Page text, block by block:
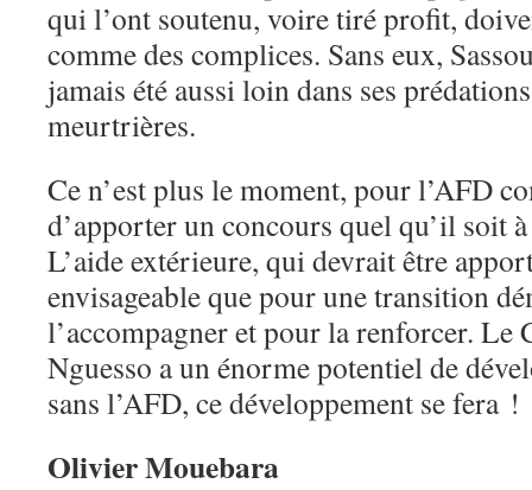
qui l’ont soutenu, voire tiré profit,
comme des complices. Sans eux,
jamais été aussi loin dans ses
meurtrières.
Ce n’est plus le moment, pour l’AFD
d’apporter un concours quel qu’il soit
L’aide extérieure, qui devrait être
envisageable que pour une transition
l’accompagner et pour la renforcer. Le
Nguesso a un énorme potentiel de
sans l’AFD, ce développement se fera !
Olivier Mouebara